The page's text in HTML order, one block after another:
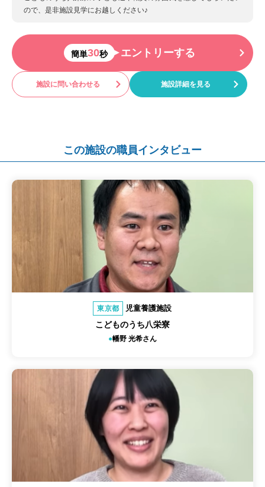
ので、是非施設見学にお越しください♪
簡単30秒 エントリーする
施設に問い合わせる 施設詳細を見る
この施設の職員インタビュー
東京都 児童養護施設
こどものうち八栄寮
幡野 光希さん